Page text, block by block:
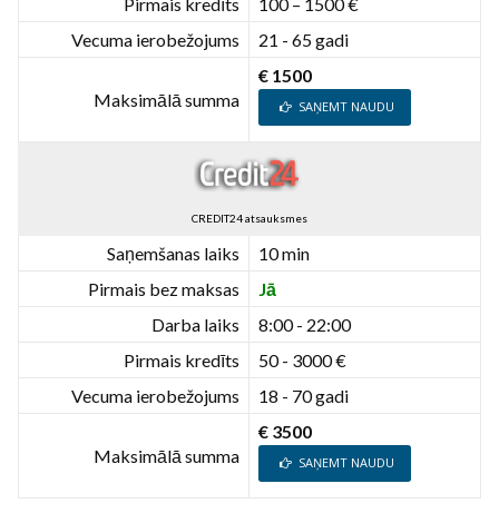
Vecuma ierobežojums
21 - 65 gadi
Maksimālā summa
€ 1500
SAŅEMT NAUDU
CREDIT24 atsauksmes
Saņemšanas laiks
10 min
Pirmais bez maksas
Jā
Darba laiks
8:00 - 22:00
Pirmais kredīts
50 - 3000 €
Vecuma ierobežojums
18 - 70 gadi
Maksimālā summa
€ 3500
SAŅEMT NAUDU